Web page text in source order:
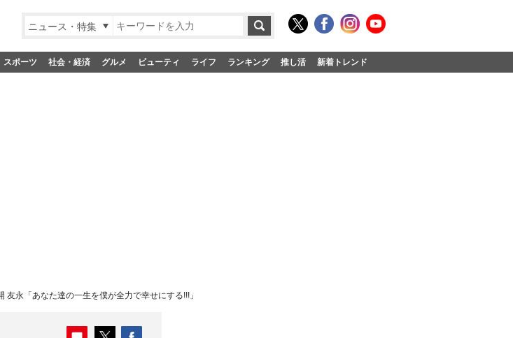
ニュース・特集
スポーツ 社会・経済 グルメ ビューティ ライフ ランキング 推し活 新着トレンド
永「あなた達の一生を僕が全力で幸せにする!!!」